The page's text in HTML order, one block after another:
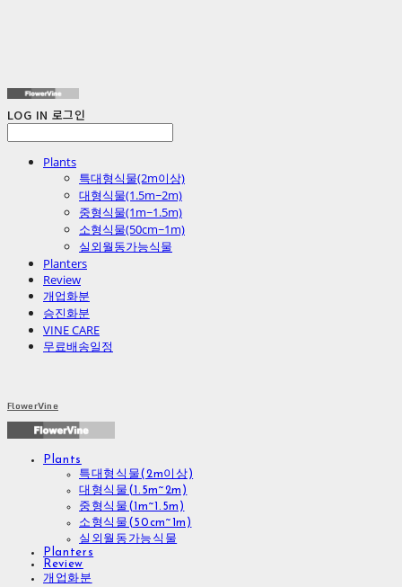
LOG IN 로그인
Plants
특대형식물(2m이상)
대형식물(1.5m~2m)
중형식물(1m~1.5m)
소형식물(50cm~1m)
실외월동가능식물
Planters
Review
개업화분
승진화분
VINE CARE
무료배송일정
FlowerVine
Plants
특대형식물(2m이상)
대형식물(1.5m~2m)
중형식물(1m~1.5m)
소형식물(50cm~1m)
실외월동가능식물
Planters
Review
개업화분